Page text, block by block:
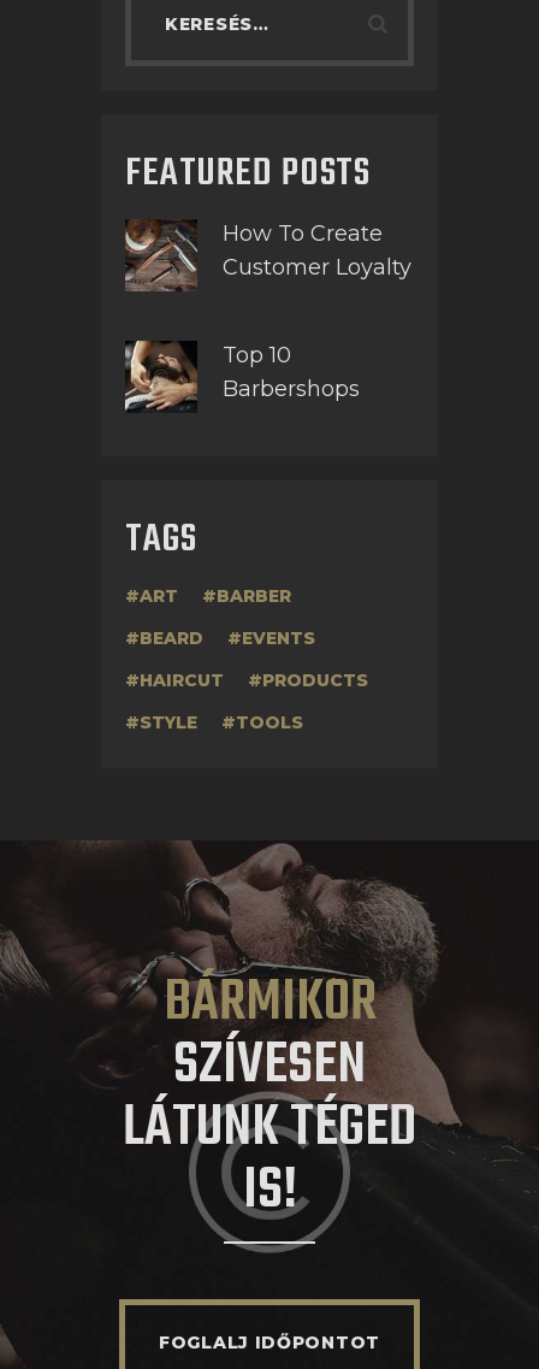
FEATURED POSTS
How To Create
Customer Loyalty
Top 10
Barbershops
TAGS
ART
BARBER
BEARD
EVENTS
HAIRCUT
PRODUCTS
STYLE
TOOLS
BÁRMIKOR
SZÍVESEN
LÁTUNK TÉGED
IS!
FOGLALJ IDŐPONTOT